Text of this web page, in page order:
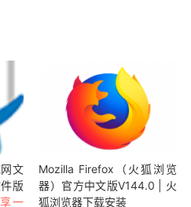
文
版
一
Mozilla Firefox（火狐浏览
器）官方中文版V144.0 | 火
狐浏览器下载安装